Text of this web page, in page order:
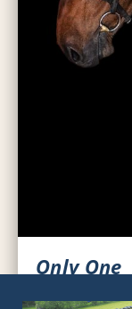
Only One
Geslacht